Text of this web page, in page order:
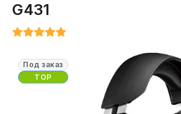
G431
Под заказ
TOP